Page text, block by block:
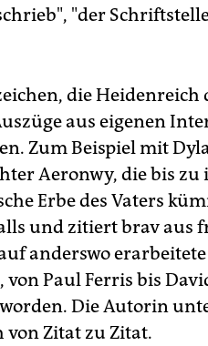
"der
die
aus eigenen
Zum Beispiel mit
Aeronwy, die bis zu
Erbe des Vaters
und zitiert brav aus
anderswo
Paul Ferris bis
Die Autorin
von Zitat zu Zitat.